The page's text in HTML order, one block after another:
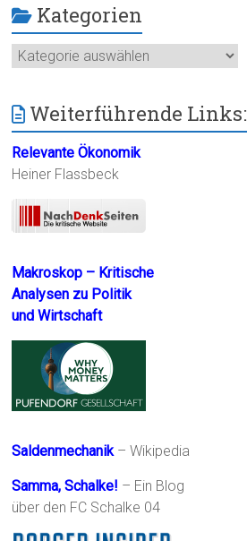
Kategorien
Kategorien
Weiterführende Links:
Relevante Ökonomik
Heiner Flassbeck
Makroskop – Kritische
Analysen zu Politik
und Wirtschaft
Saldenmechanik– Wikipedia
Samma, Schalke! – Ein Blog
über den FC Schalke 04